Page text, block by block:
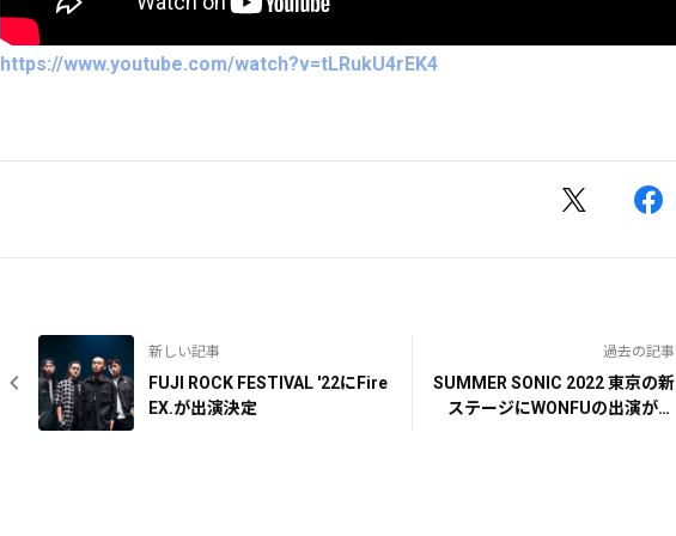
https://www.youtube.com/watch?v=tLRukU4rEK4
新しい記事
FUJI ROCK FESTIVAL '22にFire
EX.が出演決定
過去の記事
SUMMER SONIC 2022 東京の新
ステージにWONFUの出演が決